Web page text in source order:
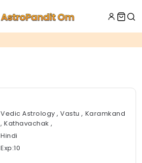
Vedic Astrology , Vastu , Karamkand
, Kathavachak ,
Hindi
Exp:10